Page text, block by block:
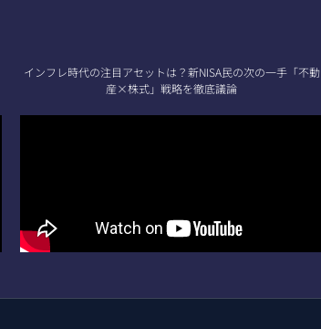
インフレ時代の注目アセットは？新NISA民の次の一手「不動
産×株式」戦略を徹底議論